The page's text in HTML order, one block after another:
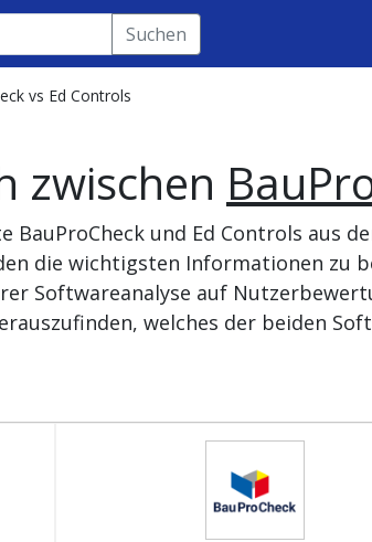
Suchen
vs Ed Controls
zwischen
BauProCheck und Ed Controls aus
die wichtigsten Informationen zu
Softwareanalyse auf
welches der beiden